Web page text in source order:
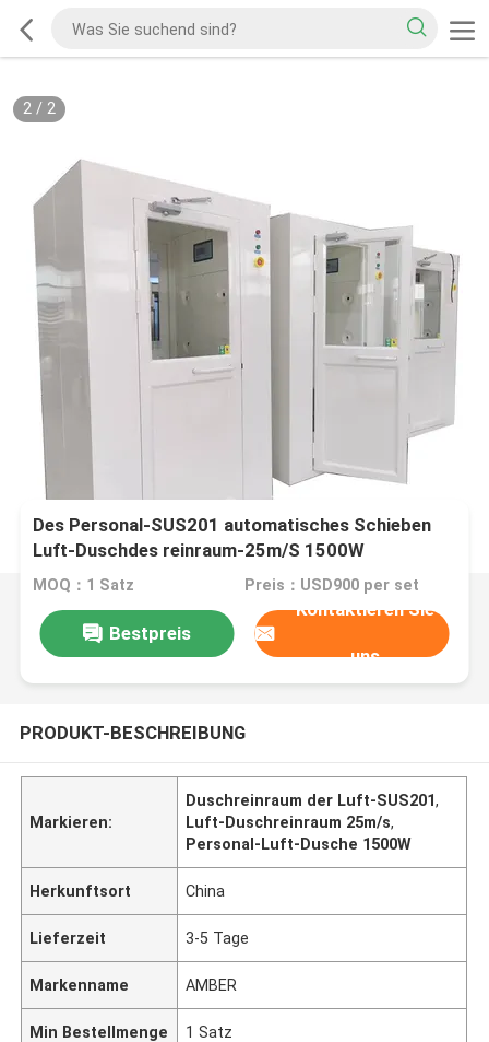
2/ 2
Des Personal-SUS201 automatisches Schieben
Luft-Duschdes reinraum-25m/S 1500W
MOQ：1 Satz Preis：USD900 per set
Bestpreis
Kontaktieren Sie
uns
PRODUKT-BESCHREIBUNG
Markieren:
Duschreinraum der Luft-SUS201,
Luft-Duschreinraum 25m/s,
Personal-Luft-Dusche 1500W
Herkunftsort China
Lieferzeit 3-5 Tage
Markenname AMBER
Min Bestellmenge 1 Satz